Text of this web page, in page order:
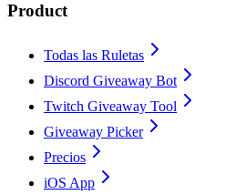
Product
Todas las Ruletas
Discord Giveaway Bot
Twitch Giveaway Tool
Giveaway Picker
Precios
iOS App